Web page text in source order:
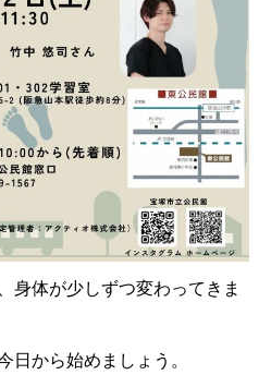
身体が少しずつ変わってきま
日から始めましょう。